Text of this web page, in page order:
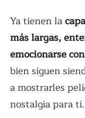
Ya tienen la
más largas,
emocionarse
bien siguen
a mostrarles
nostalgia para ti.